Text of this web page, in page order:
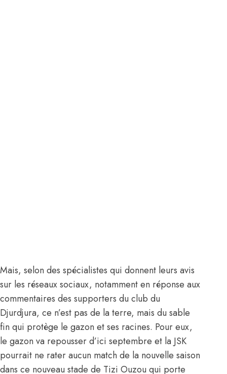
Mais, selon des spécialistes qui donnent leurs avis
sur les réseaux sociaux, notamment en réponse aux
commentaires des supporters du club du
Djurdjura, ce n’est pas de la terre, mais du sable
fin qui protège le gazon et ses racines. Pour eux,
le gazon va repousser d’ici septembre et la JSK
pourrait ne rater aucun match de la nouvelle saison
dans ce nouveau stade de Tizi Ouzou qui porte